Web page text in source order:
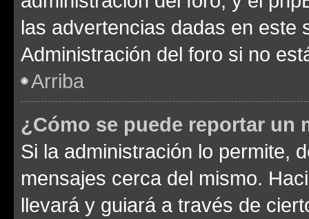
las advertencias dadas en este
Administración del foro si no
Arriba
¿Cómo se puede reportar un
Si la administración lo permite,
mensajes cerca del mismo.
llevará y guiará a través de